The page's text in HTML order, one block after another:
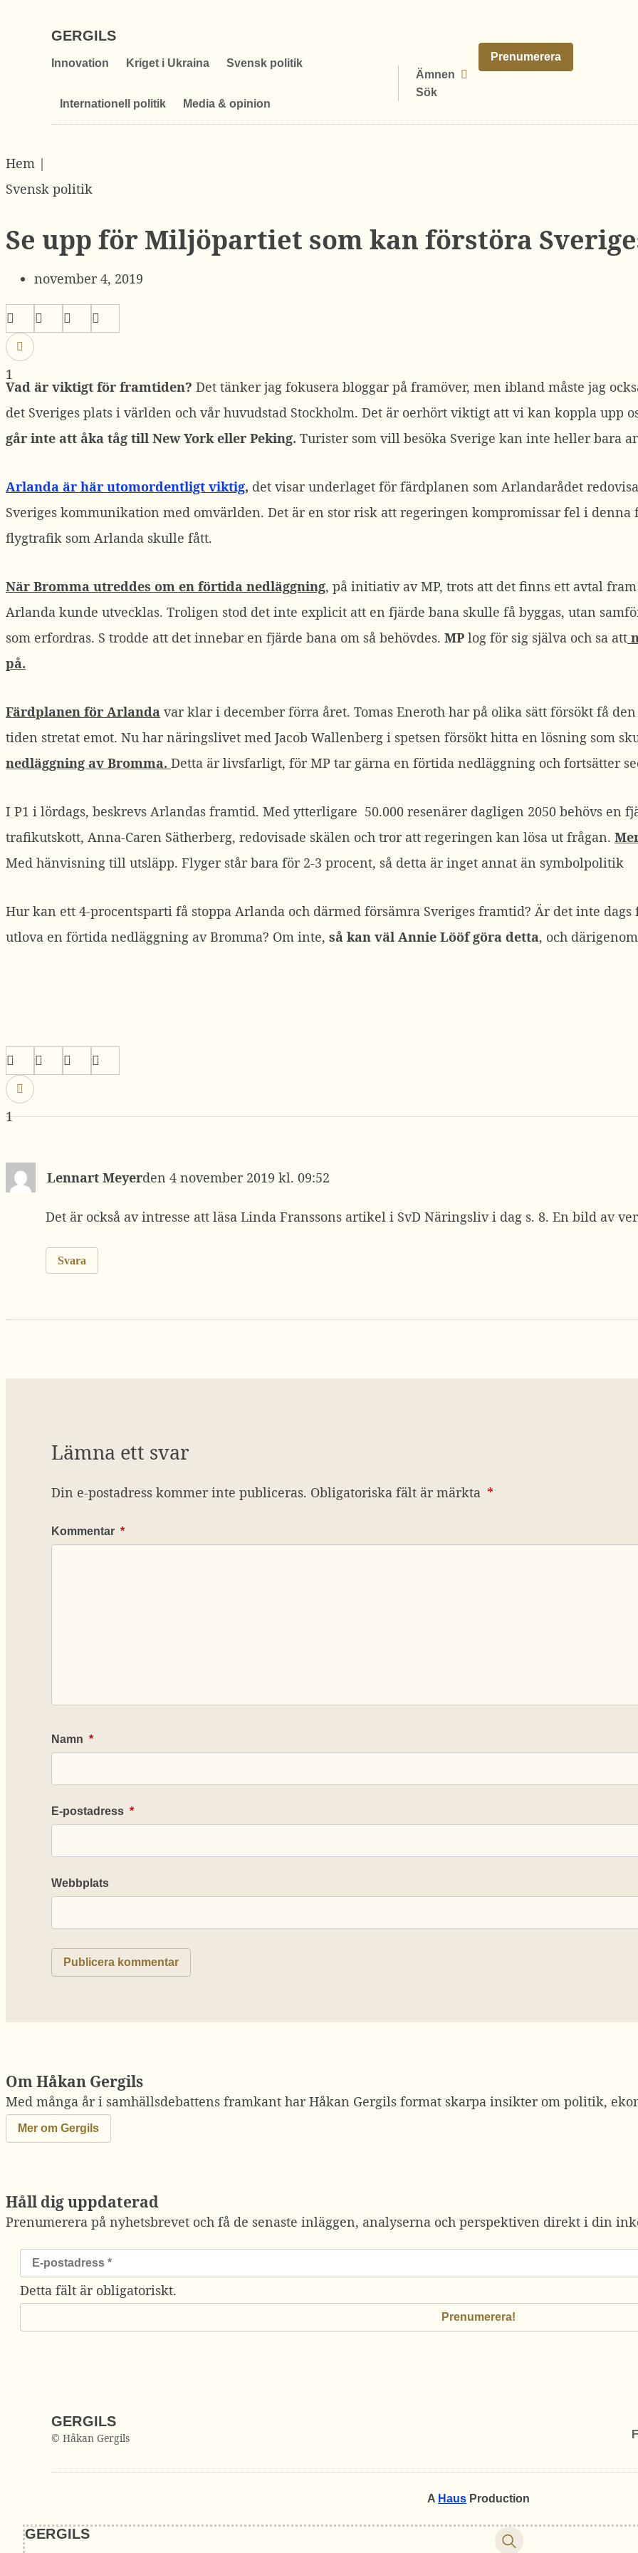
GERGILS
Innovation Kriget i Ukraina Svensk politik
Internationell politik Media & opinion
Ämnen
Sök
Prenumerera
Hem |
Svensk politik
Se upp för Miljöpartiet som kan förstöra
november 4, 2019
1
Vad är viktigt för framtiden? Det tänker jag fokusera bloggar på framöver, men ibland måste jag
det Sveriges plats i världen och vår huvudstad Stockholm. Det är oerhört viktigt att vi kan koppla upp
går inte att åka tåg till New York eller Peking. Turister som vill besöka Sverige kan inte heller bara
Arlanda är här utomordentligt viktig, det visar underlaget för färdplanen som Arlandarådet
Sveriges kommunikation med omvärlden. Det är en stor risk att regeringen kompromissar fel i denna
flygtrafik som Arlanda skulle fått.
När Bromma utreddes om en förtida nedläggning, på initiativ av MP, trots att det finns ett avtal
Arlanda kunde utvecklas. Troligen stod det inte explicit att en fjärde bana skulle få byggas, utan
som erfordras. S trodde att det innebar en fjärde bana om så behövdes. MP log för sig själva och sa att
på.
Färdplanen för Arlanda var klar i december förra året. Tomas Eneroth har på olika sätt försökt få
tiden stretat emot. Nu har näringslivet med Jacob Wallenberg i spetsen försökt hitta en lösning som
nedläggning av Bromma. Detta är livsfarligt, för MP tar gärna en förtida nedläggning och fortsätter
I P1 i lördags, beskrevs Arlandas framtid. Med ytterligare 50.000 resenärer dagligen 2050 behövs en
trafikutskott, Anna-Caren Sätherberg, redovisade skälen och tror att regeringen kan lösa ut frågan.
Med hänvisning till utsläpp. Flyger står bara för 2-3 procent, så detta är inget annat än symbolpolitik
Hur kan ett 4-procentsparti få stoppa Arlanda och därmed försämra Sveriges framtid? Är det inte
utlova en förtida nedläggning av Bromma? Om inte, så kan väl Annie Lööf göra detta, och
1
Lennart Meyer 4 november 2019 kl. 09:52
Det är också av intresse att läsa Linda Franssons artikel i SvD Näringsliv i dag s. 8. En bild av
Svara
Lämna ett svar
Din e-postadress kommer inte publiceras. Obligatoriska fält är märkta *
Kommentar *
Namn *
E-postadress *
Webbplats
Om Håkan Gergils
Med många år i samhällsdebattens framkant har Håkan Gergils format skarpa insikter om politik,
Mer om Gergils
Håll dig uppdaterad
Prenumerera på nyhetsbrevet och få de senaste inläggen, analyserna och perspektiven direkt i din
Detta fält är obligatoriskt.
GERGILS
© Håkan Gergils
A Haus Production
GERGILS